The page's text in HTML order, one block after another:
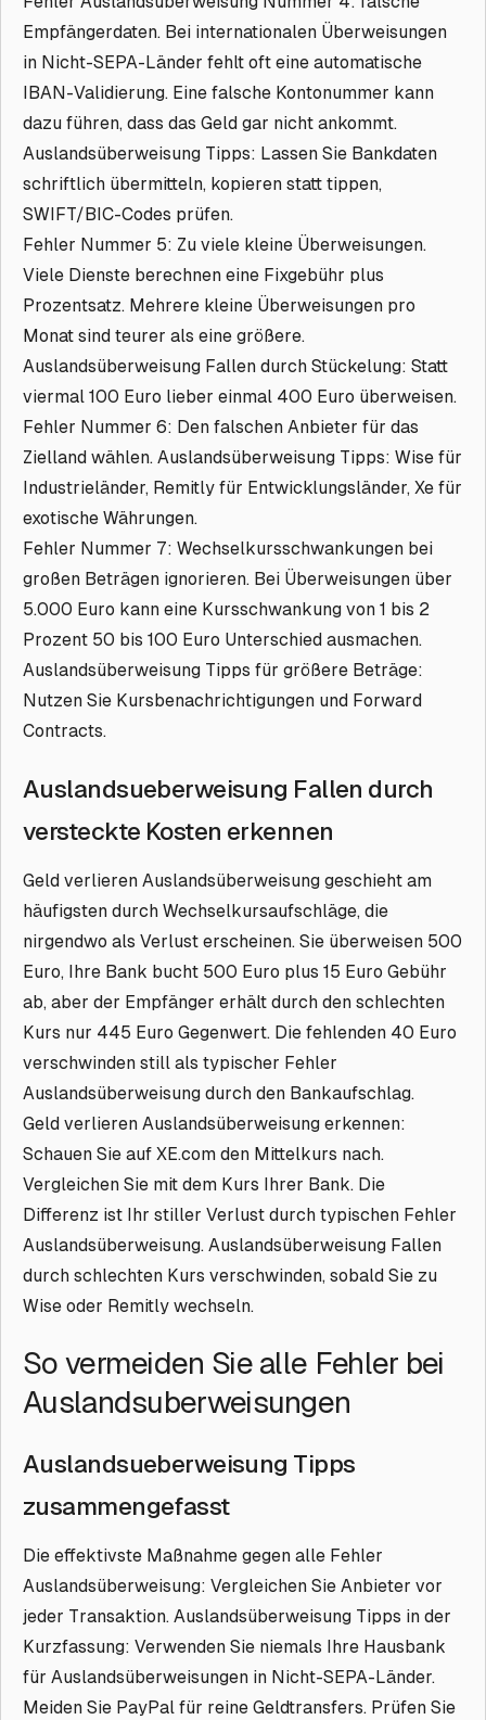
Empfängerdaten. Bei internationalen Überweisungen
in Nicht-SEPA-Länder fehlt oft eine automatische
IBAN-Validierung. Eine falsche Kontonummer kann
dazu führen, dass das Geld gar nicht ankommt.
Auslandsüberweisung Tipps: Lassen Sie Bankdaten
schriftlich übermitteln, kopieren statt tippen,
SWIFT/BIC-Codes prüfen.
Fehler Nummer 5: Zu viele kleine Überweisungen.
Viele Dienste berechnen eine Fixgebühr plus
Prozentsatz. Mehrere kleine Überweisungen pro
Monat sind teurer als eine größere.
Auslandsüberweisung Fallen durch Stückelung: Statt
viermal 100 Euro lieber einmal 400 Euro überweisen.
Fehler Nummer 6: Den falschen Anbieter für das
Zielland wählen. Auslandsüberweisung Tipps: Wise für
Industrieländer, Remitly für Entwicklungsländer, Xe für
exotische Währungen.
Fehler Nummer 7: Wechselkursschwankungen bei
großen Beträgen ignorieren. Bei Überweisungen über
5.000 Euro kann eine Kursschwankung von 1 bis 2
Prozent 50 bis 100 Euro Unterschied ausmachen.
Auslandsüberweisung Tipps für größere Beträge:
Nutzen Sie Kursbenachrichtigungen und Forward
Contracts.
Auslandsueberweisung Fallen durch
versteckte Kosten erkennen
Geld verlieren Auslandsüberweisung geschieht am
häufigsten durch Wechselkursaufschläge, die
nirgendwo als Verlust erscheinen. Sie überweisen 500
Euro, Ihre Bank bucht 500 Euro plus 15 Euro Gebühr
ab, aber der Empfänger erhält durch den schlechten
Kurs nur 445 Euro Gegenwert. Die fehlenden 40 Euro
verschwinden still als typischer Fehler
Auslandsüberweisung durch den Bankaufschlag.
Geld verlieren Auslandsüberweisung erkennen:
Schauen Sie auf XE.com den Mittelkurs nach.
Vergleichen Sie mit dem Kurs Ihrer Bank. Die
Differenz ist Ihr stiller Verlust durch typischen Fehler
Auslandsüberweisung. Auslandsüberweisung Fallen
durch schlechten Kurs verschwinden, sobald Sie zu
Wise oder Remitly wechseln.
So vermeiden Sie alle Fehler bei
Auslandsuberweisungen
Auslandsueberweisung Tipps
zusammengefasst
Die effektivste Maßnahme gegen alle Fehler
Auslandsüberweisung: Vergleichen Sie Anbieter vor
jeder Transaktion. Auslandsüberweisung Tipps in der
Kurzfassung: Verwenden Sie niemals Ihre Hausbank
für Auslandsüberweisungen in Nicht-SEPA-Länder.
Meiden Sie PayPal für reine Geldtransfers. Prüfen Sie